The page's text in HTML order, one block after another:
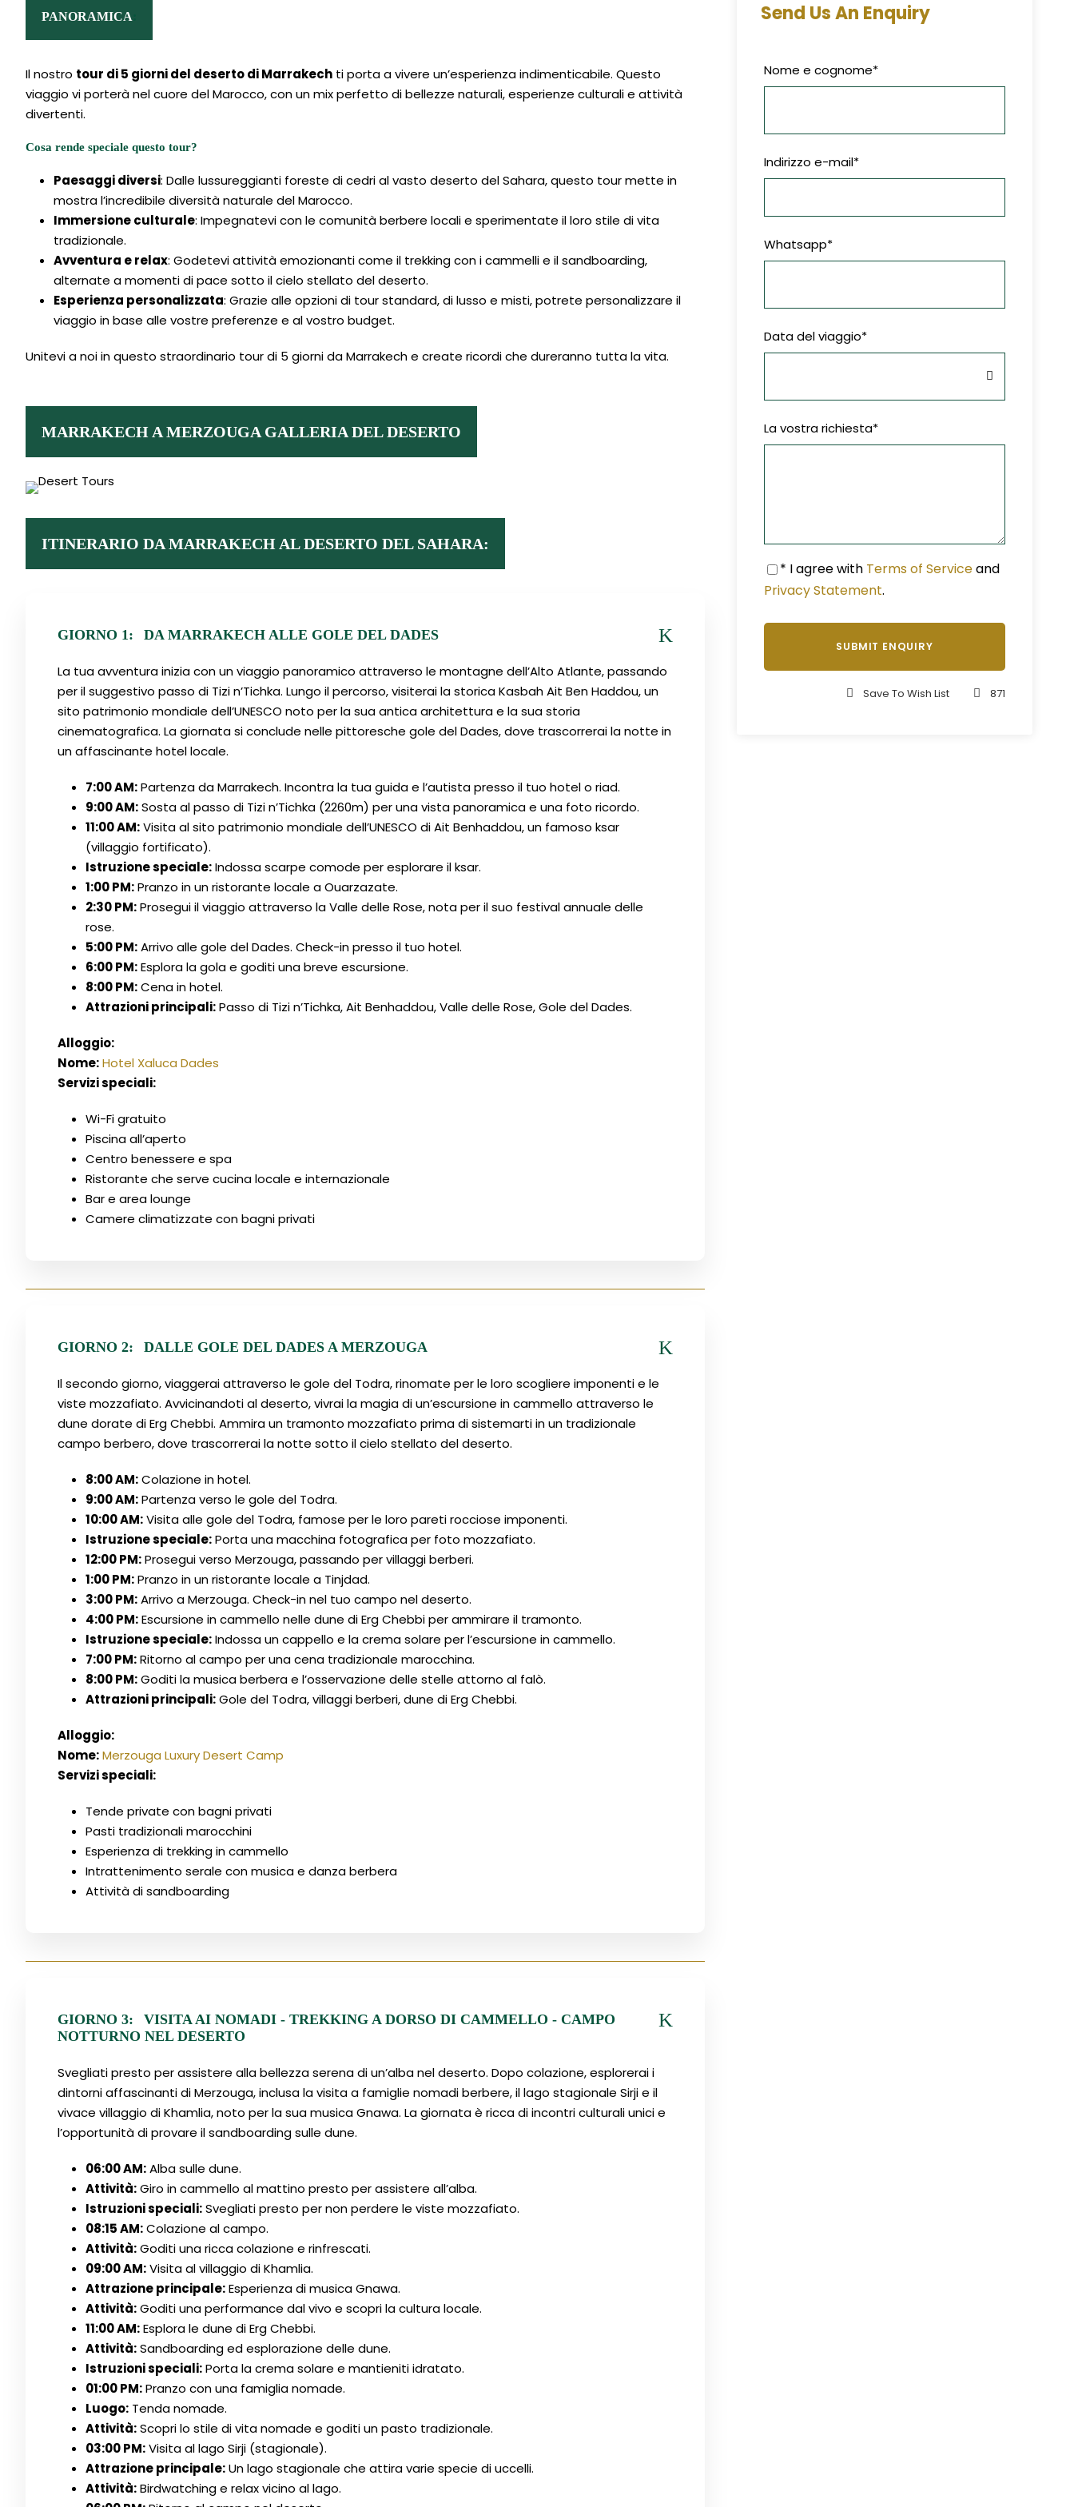
Send Us An Enquiry
Nome e cognome*
Indirizzo e-mail*
Whatsapp*
Data del viaggio*
La vostra richiesta*
* I agree with Terms of Serviceand
Privacy Statement.
Save To Wish List 871
PANORAMICA
Il nostro tour di 5 giorni del deserto di Marrakech ti porta a vivere un’esperienza indimenticabile. Questo
viaggio vi porterà nel cuore del Marocco, con un mix perfetto di bellezze naturali, esperienze culturali e attività
divertenti.
Cosa rende speciale questo tour?
Paesaggi diversi: Dalle lussureggianti foreste di cedri al vasto deserto del Sahara, questo tour mette in
mostra l’incredibile diversità naturale del Marocco.
Immersione culturale: Impegnatevi con le comunità berbere locali e sperimentate il loro stile di vita
tradizionale.
Avventura e relax: Godetevi attività emozionanti come il trekking con i cammelli e il sandboarding,
alternate a momenti di pace sotto il cielo stellato del deserto.
Esperienza personalizzata: Grazie alle opzioni di tour standard, di lusso e misti, potrete personalizzare il
viaggio in base alle vostre preferenze e al vostro budget.
Unitevi a noi in questo straordinario tour di 5 giorni da Marrakech e create ricordi che dureranno tutta la vita.
MARRAKECH A MERZOUGA GALLERIA DEL DESERTO
ITINERARIO DA MARRAKECH AL DESERTO DEL SAHARA:
GIORNO 1: DA MARRAKECH ALLE GOLE DEL DADES
La tua avventura inizia con un viaggio panoramico attraverso le montagne dell’Alto Atlante, passando
per il suggestivo passo di Tizi n’Tichka. Lungo il percorso, visiterai la storica Kasbah Ait Ben Haddou, un
sito patrimonio mondiale dell’UNESCO noto per la sua antica architettura e la sua storia
cinematografica. La giornata si conclude nelle pittoresche gole del Dades, dove trascorrerai la notte in
un affascinante hotel locale.
7:00 AM:Partenza da Marrakech. Incontra la tua guida e l’autista presso il tuo hotel o riad.
9:00 AM:Sosta al passo di Tizi n’Tichka (2260m) per una vista panoramica e una foto ricordo.
11:00 AM:Visita al sito patrimonio mondiale dell’UNESCO di Ait Benhaddou, un famoso ksar
(villaggio fortificato).
Istruzione speciale:Indossa scarpe comode per esplorare il ksar.
1:00 PM:Pranzo in un ristorante locale a Ouarzazate.
2:30 PM:Prosegui il viaggio attraverso la Valle delle Rose, nota per il suo festival annuale delle
rose.
5:00 PM:Arrivo alle gole del Dades. Check-in presso il tuo hotel.
6:00 PM:Esplora la gola e goditi una breve escursione.
8:00 PM:Cena in hotel.
Attrazioni principali:Passo di Tizi n’Tichka, Ait Benhaddou, Valle delle Rose, Gole del Dades.
Alloggio:
Nome:Hotel Xaluca Dades
Servizi speciali:
Wi-Fi gratuito
Piscina all’aperto
Centro benessere e spa
Ristorante che serve cucina locale e internazionale
Bar e area lounge
Camere climatizzate con bagni privati
GIORNO 2: DALLE GOLE DEL DADES A MERZOUGA
Il secondo giorno, viaggerai attraverso le gole del Todra, rinomate per le loro scogliere imponenti e le
viste mozzafiato. Avvicinandoti al deserto, vivrai la magia di un’escursione in cammello attraverso le
dune dorate di Erg Chebbi. Ammira un tramonto mozzafiato prima di sistemarti in un tradizionale
campo berbero, dove trascorrerai la notte sotto il cielo stellato del deserto.
8:00 AM:Colazione in hotel.
9:00 AM:Partenza verso le gole del Todra.
10:00 AM:Visita alle gole del Todra, famose per le loro pareti rocciose imponenti.
Istruzione speciale:Porta una macchina fotografica per foto mozzafiato.
12:00 PM:Prosegui verso Merzouga, passando per villaggi berberi.
1:00 PM:Pranzo in un ristorante locale a Tinjdad.
3:00 PM:Arrivo a Merzouga. Check-in nel tuo campo nel deserto.
4:00 PM:Escursione in cammello nelle dune di Erg Chebbi per ammirare il tramonto.
Istruzione speciale:Indossa un cappello e la crema solare per l’escursione in cammello.
7:00 PM:Ritorno al campo per una cena tradizionale marocchina.
8:00 PM:Goditi la musica berbera e l’osservazione delle stelle attorno al falò.
Attrazioni principali:Gole del Todra, villaggi berberi, dune di Erg Chebbi.
Alloggio:
Nome:Merzouga Luxury Desert Camp
Servizi speciali:
Tende private con bagni privati
Pasti tradizionali marocchini
Esperienza di trekking in cammello
Intrattenimento serale con musica e danza berbera
Attività di sandboarding
GIORNO 3:
VISITA AI NOMADI - TREKKING A DORSO DI CAMMELLO - CAMPO
NOTTURNO NEL DESERTO
Svegliati presto per assistere alla bellezza serena di un’alba nel deserto. Dopo colazione, esplorerai i
dintorni affascinanti di Merzouga, inclusa la visita a famiglie nomadi berbere, il lago stagionale Sirji e il
vivace villaggio di Khamlia, noto per la sua musica Gnawa. La giornata è ricca di incontri culturali unici e
l’opportunità di provare il sandboarding sulle dune.
06:00 AM:Alba sulle dune.
Attività:Giro in cammello al mattino presto per assistere all’alba.
Istruzioni speciali:Svegliati presto per non perdere le viste mozzafiato.
08:15 AM:Colazione al campo.
Attività:Goditi una ricca colazione e rinfrescati.
09:00 AM:Visita al villaggio di Khamlia.
Attrazione principale:Esperienza di musica Gnawa.
Attività:Goditi una performance dal vivo e scopri la cultura locale.
11:00 AM:Esplora le dune di Erg Chebbi.
Attività:Sandboarding ed esplorazione delle dune.
Istruzioni speciali:Porta la crema solare e mantieniti idratato.
01:00 PM:Pranzo con una famiglia nomade.
Luogo: Tenda nomade.
Attività:Scopri lo stile di vita nomade e goditi un pasto tradizionale.
03:00 PM:Visita al lago Sirji (stagionale).
Attrazione principale:Un lago stagionale che attira varie specie di uccelli.
Attività:Birdwatching e relax vicino al lago.